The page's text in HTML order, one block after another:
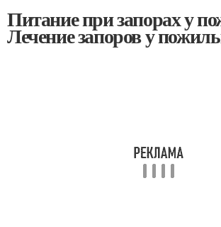
Питание при запорах у
Лечение запоров у